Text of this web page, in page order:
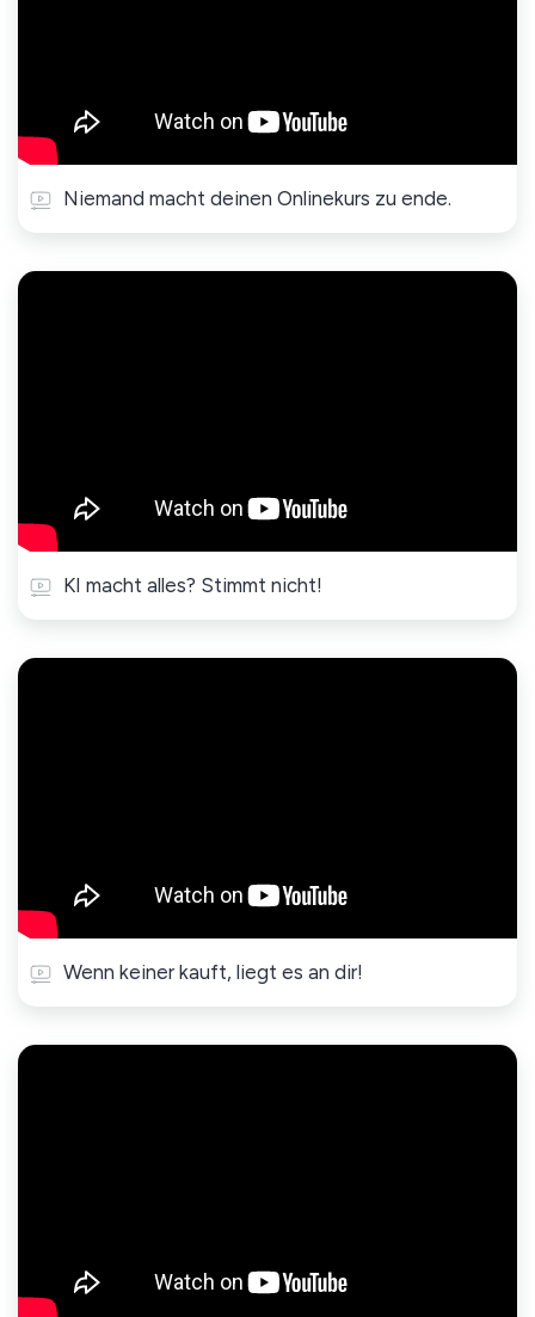
Niemand macht deinen Onlinekurs zu ende.
KI macht alles? Stimmt nicht!
Wenn keiner kauft, liegt es an dir!